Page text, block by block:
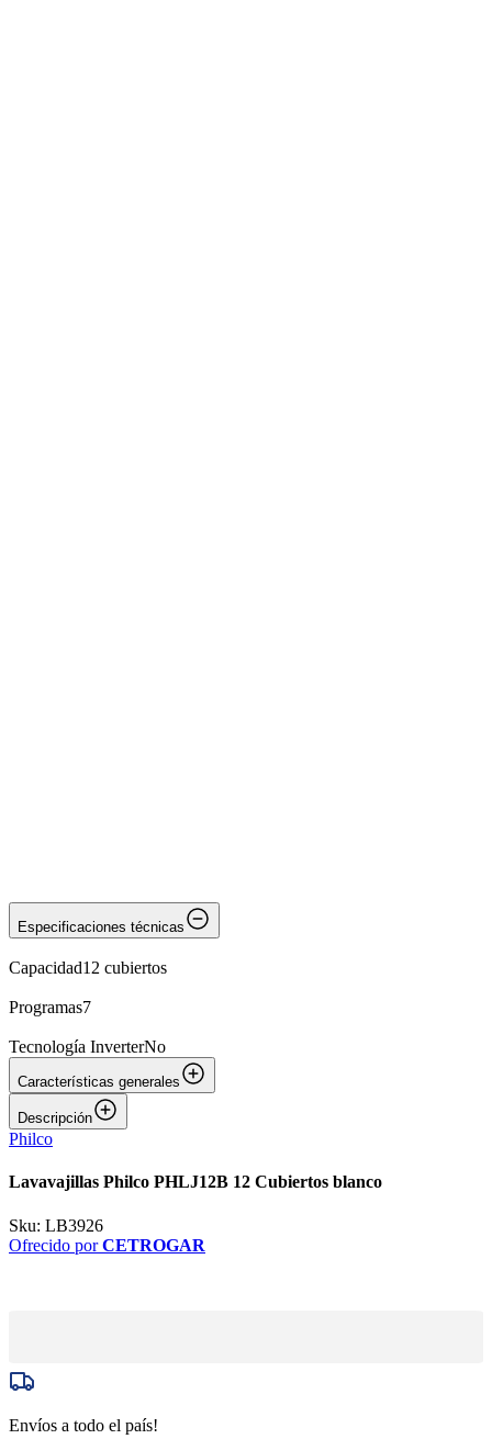
Especificaciones técnicas
Capacidad12 cubiertos
Programas7
Tecnología InverterNo
Características generales
Descripción
Philco
Lavavajillas Philco PHLJ12B 12 Cubiertos blanco
Sku: LB3926
Ofrecido porCETROGAR
Envíos a todo el país!